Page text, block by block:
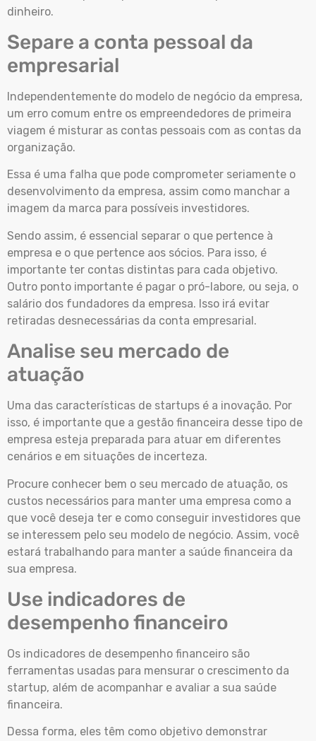
dinheiro.
Separe a conta pessoal da
empresarial
Independentemente do modelo de negócio da empresa,
um erro comum entre os empreendedores de primeira
viagem é misturar as contas pessoais com as contas da
organização.
Essa é uma falha que pode comprometer seriamente o
desenvolvimento da empresa, assim como manchar a
imagem da marca para possíveis investidores.
Sendo assim, é essencial separar o que pertence à
empresa e o que pertence aos sócios. Para isso, é
importante ter contas distintas para cada objetivo.
Outro ponto importante é pagar o pró-labore, ou seja, o
salário dos fundadores da empresa. Isso irá evitar
retiradas desnecessárias da conta empresarial.
Analise seu mercado de
atuação
Uma das características de startups é a inovação. Por
isso, é importante que a gestão financeira desse tipo de
empresa esteja preparada para atuar em diferentes
cenários e em situações de incerteza.
Procure conhecer bem o seu mercado de atuação, os
custos necessários para manter uma empresa como a
que você deseja ter e como conseguir investidores que
se interessem pelo seu modelo de negócio. Assim, você
estará trabalhando para manter a saúde financeira da
sua empresa.
Use indicadores de
desempenho financeiro
Os indicadores de desempenho financeiro são
ferramentas usadas para mensurar o crescimento da
startup, além de acompanhar e avaliar a sua saúde
financeira.
Dessa forma, eles têm como objetivo demonstrar